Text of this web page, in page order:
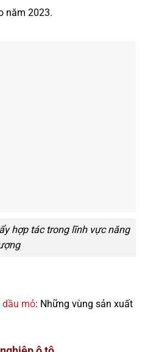
năm 2023.
hợp tác trong lĩnh vực năng
dầu mỏ: Những vùng sản xuất